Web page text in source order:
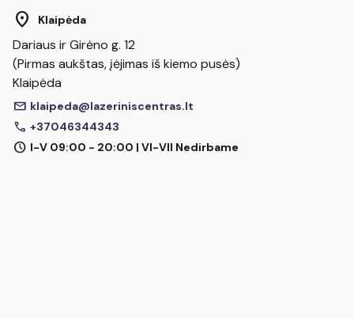
location_on Klaipėda
Dariaus ir Girėno g. 12
(Pirmas aukštas, įėjimas iš kiemo pusės)
Klaipėda
mail klaipeda@lazeriniscentras.lt
call +37046344343
schedule I-V 09:00 - 20:00 | VI-VII Nedirbame